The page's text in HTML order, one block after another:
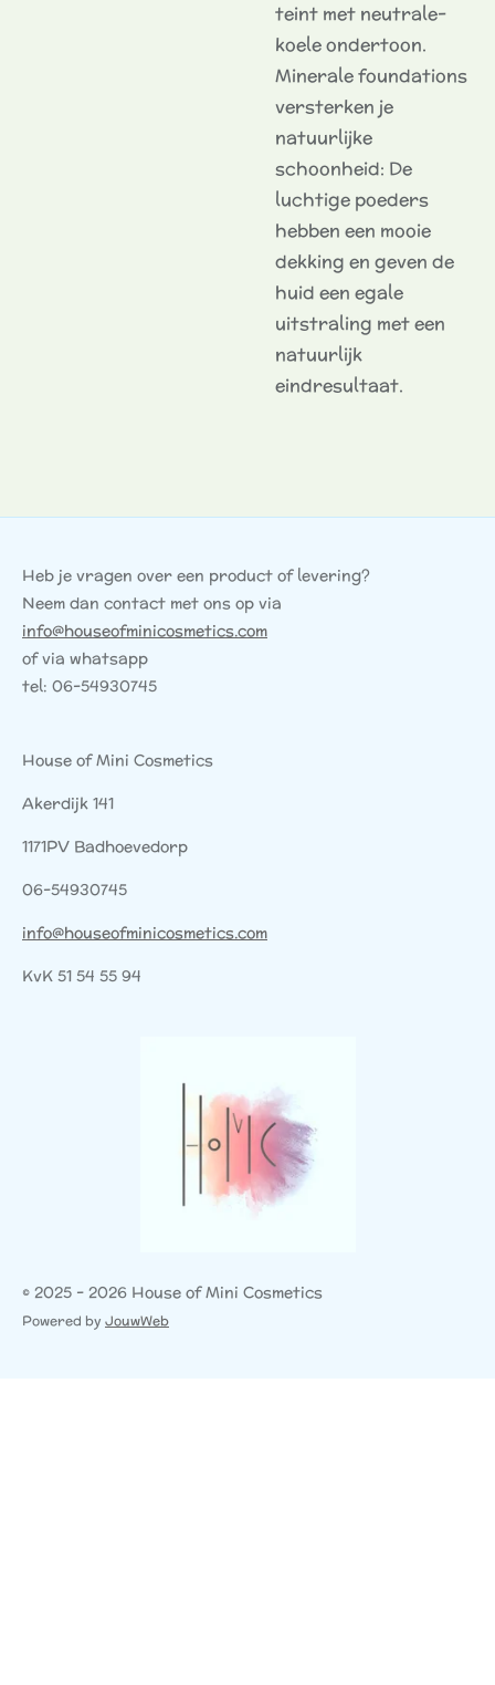
teint met neutrale-
koele ondertoon.
Minerale foundations
versterken je
natuurlijke
schoonheid: De
luchtige poeders
hebben een mooie
dekking en geven de
huid een egale
uitstraling met een
natuurlijk
eindresultaat.
Heb je vragen over een product of levering?
Neem dan contact met ons op via
info@houseofminicosmetics.com
of via whatsapp
tel: 06-54930745
House of Mini Cosmetics
Akerdijk 141
1171PV Badhoevedorp
06-54930745
info@houseofminicosmetics.com
KvK 51 54 55 94
© 2025 - 2026 House of Mini Cosmetics
Powered by JouwWeb